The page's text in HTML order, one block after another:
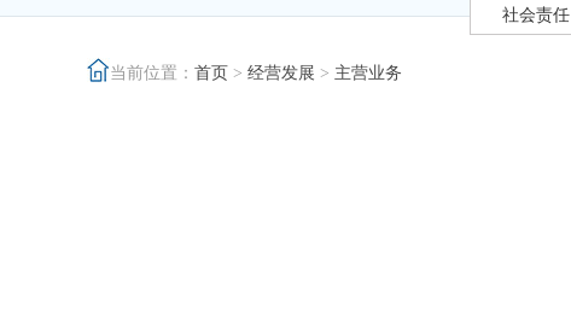
社会责任
当前位置： 首页 > 经营发展 > 主营业务